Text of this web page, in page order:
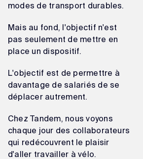
modes de transport durables.
Mais au fond, l'objectif n'est
pas seulement de mettre en
place un dispositif.
L'objectif est de permettre à
davantage de salariés de se
déplacer autrement.
Chez Tandem, nous voyons
chaque jour des collaborateurs
qui redécouvrent le plaisir
d'aller travailler à vélo.